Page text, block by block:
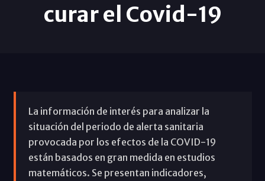
curar el Covid-19
La información de interés para analizar la
situación del periodo de alerta sanitaria
provocada por los efectos de la COVID-19
están basados en gran medida en estudios
matemáticos. Se presentan indicadores,